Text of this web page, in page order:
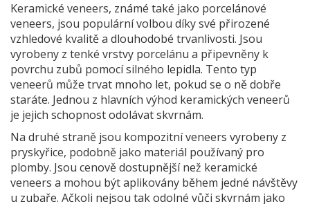
Keramické veneers, známé také jako porcelánové
veneers, jsou populární volbou díky své přirozené
vzhledové kvalitě a dlouhodobé trvanlivosti. Jsou
vyrobeny z tenké vrstvy porcelánu a připevněny k
povrchu zubů pomocí silného lepidla. Tento typ
veneerů může trvat mnoho let, pokud se o ně dobře
staráte. Jednou z hlavních výhod keramických veneerů
je jejich schopnost odolávat skvrnám.
Na druhé straně jsou kompozitní veneers vyrobeny z
pryskyřice, podobně jako materiál používaný pro
plomby. Jsou cenově dostupnější než keramické
veneers a mohou být aplikovány během jedné návštěvy
u zubaře. Ačkoli nejsou tak odolné vůči skvrnám jako